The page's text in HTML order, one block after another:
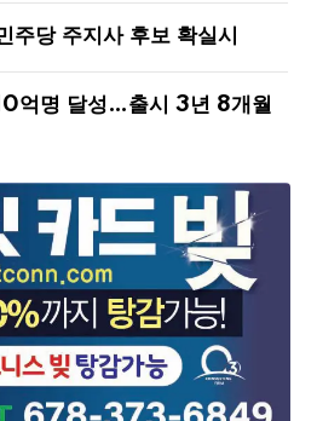
주당 주지사 후보 확실시
억명 달성…출시 3년 8개월